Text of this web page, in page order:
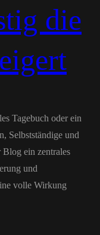
die
Tagebuch oder ein
Selbstständige und
Blog ein zentrales
und
volle Wirkung